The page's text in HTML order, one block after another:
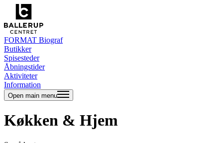
FORMAT Biograf
Butikker
Spisesteder
Åbningstider
Aktiviteter
Information
Open main menu
Køkken & Hjem